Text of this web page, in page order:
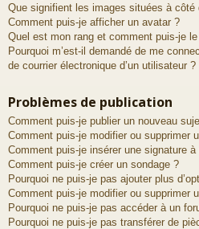
Que signifient les images situées à côté
Comment puis-je afficher un avatar ?
Quel est mon rang et comment puis-je
Pourquoi m’est-il demandé de me
de courrier électronique d’un utilisateur ?
Problèmes de publication
Comment puis-je publier un nouveau
Comment puis-je modifier ou supprimer
Comment puis-je insérer une signature
Comment puis-je créer un sondage ?
Pourquoi ne puis-je pas ajouter plus
Comment puis-je modifier ou supprimer
Pourquoi ne puis-je pas accéder à un
Pourquoi ne puis-je pas transférer de